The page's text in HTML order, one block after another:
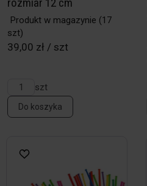
Produkt w magazynie (17
szt)
39,00 zł / szt
szt
Do koszyka